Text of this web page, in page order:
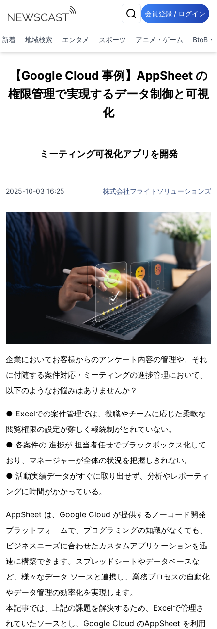
会員登録 / ログイン
新着 地域検索 エンタメ スポーツ アニメ・ゲーム BtoB・
【Google Cloud 事例】AppSheet の
権限管理で実現するデータ制御と可視
化
ミーティング可視化アプリを開発
2025-10-03 16:25 株式会社フライトソリューションズ
企業においてお客様からのアンケート内容の管理や、それ
に付随する案件対応・ミーティングの進捗管理において、
以下のようなお悩みはありませんか？
● Excelでの案件管理では、役職やチームに応じた柔軟な
閲覧権限の設定が難しく報統制がとれていない。
● 各案件の 進捗が 担当者任せでブラックボックス化して
おり、マネージャーが全体の状況を把握しきれない。
● 活動実績データがすぐに取り出せず、分析やレポーティ
ングに時間がかかっている。
AppSheet は、Google Cloud が提供するノーコード開発
プラットフォームで、プログラミングの知識がなくても、
ビジネスニーズに合わせたカスタムアプリケーションを迅
速に構築できます。スプレッドシートやデータベースな
ど、様々なデータ ソースと連携し、業務プロセスの⾃動化
やデータ管理の効率化を実現します。
本記事では、上記の課題を解決するため、Excelで管理さ
れていたソースとし、Google Cloud のAppSheet を利⽤